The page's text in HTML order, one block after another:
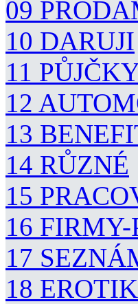
09
10 DARUJI
11
12
13
14 RŮZNÉ
15
16
17
18